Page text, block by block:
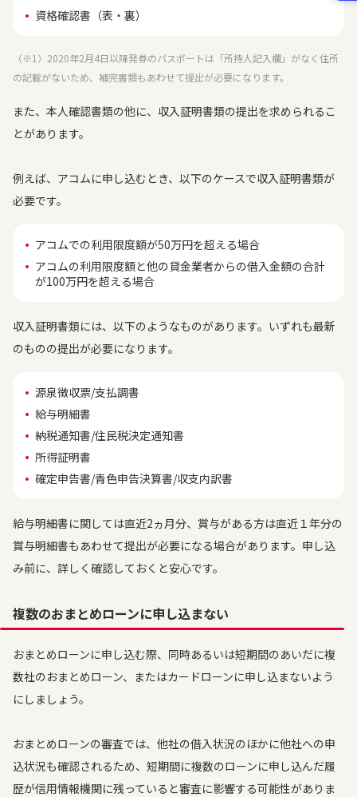
資格確認書（表・裏）
（※1）2020年2月4日以降発券のパスポートは「所持人記入欄」がなく住所
の記載がないため、補完書類もあわせて提出が必要になります。
また、本人確認書類の他に、収入証明書類の提出を求められるこ
とがあります。
例えば、アコムに申し込むとき、以下のケースで収入証明書類が
必要です。
アコムでの利用限度額が50万円を超える場合
アコムの利用限度額と他の貸金業者からの借入金額の合計
が100万円を超える場合
収入証明書類には、以下のようなものがあります。いずれも最新
のものの提出が必要になります。
源泉徴収票/支払調書
給与明細書
納税通知書/住民税決定通知書
所得証明書
確定申告書/青色申告決算書/収支内訳書
給与明細書に関しては直近2ヵ月分、賞与がある方は直近１年分の
賞与明細書もあわせて提出が必要になる場合があります。申し込
み前に、詳しく確認しておくと安心です。
複数のおまとめローンに申し込まない
おまとめローンに申し込む際、同時あるいは短期間のあいだに複
数社のおまとめローン、またはカードローンに申し込まないよう
にしましょう。
おまとめローンの審査では、他社の借入状況のほかに他社への申
込状況も確認されるため、短期間に複数のローンに申し込んだ履
歴が信用情報機関に残っていると審査に影響する可能性がありま